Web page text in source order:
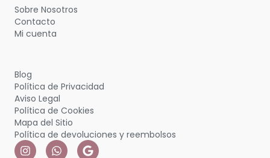
Sobre Nosotros
Contacto
Mi cuenta
Blog
Política de Privacidad
Aviso Legal
Política de Cookies
Mapa del Sitio
Política de devoluciones y reembolsos